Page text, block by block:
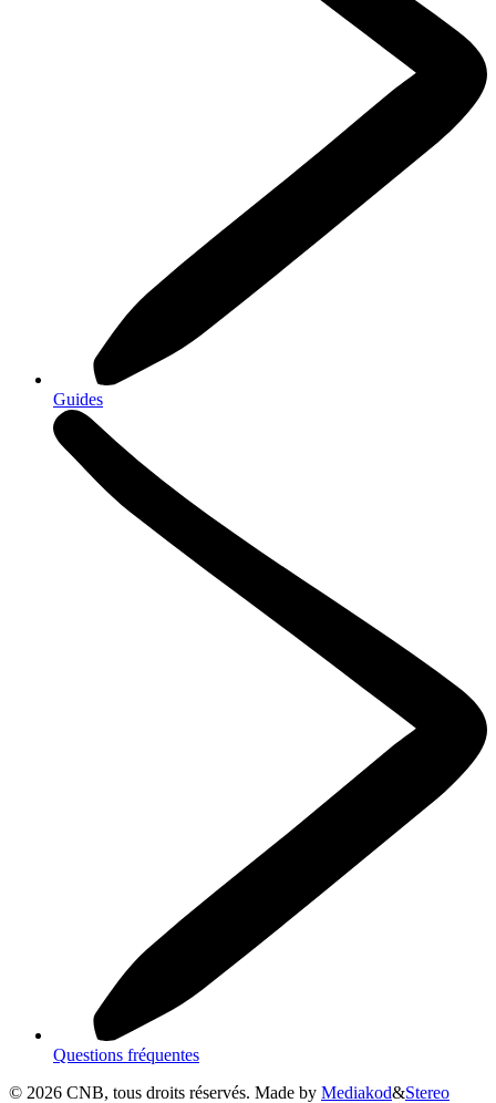
Guides
Questions fréquentes
© 2026 CNB, tous droits réservés. Made by Mediakod&Stereo